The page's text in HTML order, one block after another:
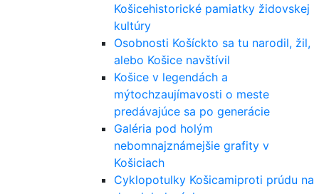
Košicehistorické pamiatky židovskej
kultúry
Osobnosti Košíckto sa tu narodil, žil,
alebo Košice navštívil
Košice v legendách a
mýtochzaujímavosti o meste
predávajúce sa po generácie
Galéria pod holým
nebomnajznámejšie grafity v
Košiciach
Cyklopotulky Košicamiproti prúdu na